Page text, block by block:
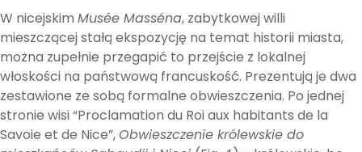
W nicejskim Musée Masséna, zabytkowej willi
mieszczącej stałą ekspozycję na temat historii miasta,
można zupełnie przegapić to przejście z lokalnej
włoskości na państwową francuskość. Prezentują je dwa
zestawione ze sobą formalne obwieszczenia. Po jednej
stronie wisi “Proclamation du Roi aux habitants de la
Savoie et de Nice”, Obwieszczenie królewskie do